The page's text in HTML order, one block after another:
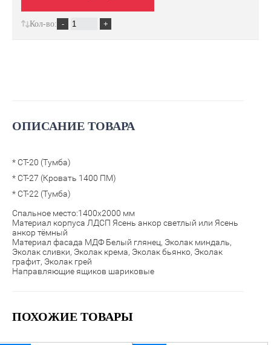
ОПИСАНИЕ ТОВАРА
* СТ-20 (Тумба)
* СТ-27 (Кровать 1400 ПМ)
* СТ-22 (Тумба)
Спальное место:1400х2000 мм
Материал корпуса ЛДСП Ясень анкор светлый или Ясень
анкор тёмный
Материал фасада МДФ Белый глянец, Эколак миндаль,
Эколак сливки, Эколак крема, Эколак бьянко, Эколак
графит, Эколак грей
Направляющие ящиков шариковые
ПОХОЖИЕ ТОВАРЫ
Кол-во: